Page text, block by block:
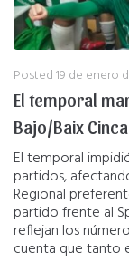
Posted19 de enero
El temporal
Bajo/Baix Cinca
El temporal
partidos,
Regional
partido frente al
reflejan los
cuenta que tanto